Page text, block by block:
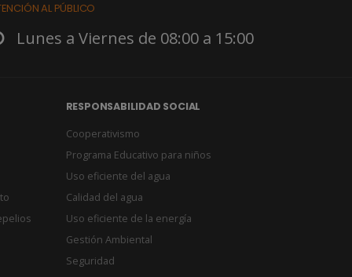
AL PÚBLICO
Lunes a Viernes de 08:00 a 15:00
RESPONSABILIDAD SOCIAL
Cooperativismo
Programa Educativo para niños
Uso eficiente del agua
Calidad del agua
Uso eficiente de la energía
Gestión Ambiental
Seguridad